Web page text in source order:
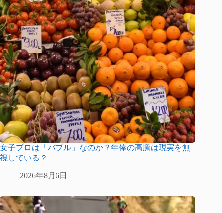
女子プロは「バブル」なのか？年俸の高騰は現実を無
視している？
2026年8月6日